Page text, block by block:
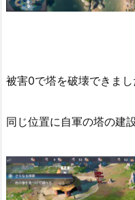
被害0で塔を破壊できまし
同じ位置に自軍の塔の建